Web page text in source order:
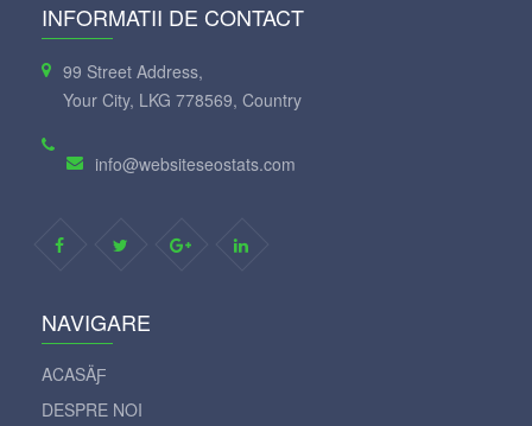
INFORMATII DE CONTACT
99 Street Address,
Your City, LKG 778569, Country
info@websiteseostats.com
NAVIGARE
ACASÄƑ
DESPRE NOI